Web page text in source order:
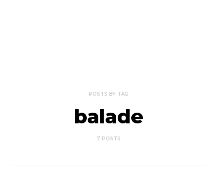
POSTS BY TAG
balade
7 POSTS